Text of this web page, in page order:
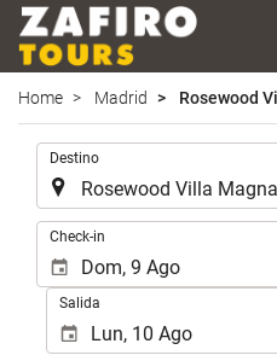
Home Madrid Rosewood
Destino
Check-in
Salida